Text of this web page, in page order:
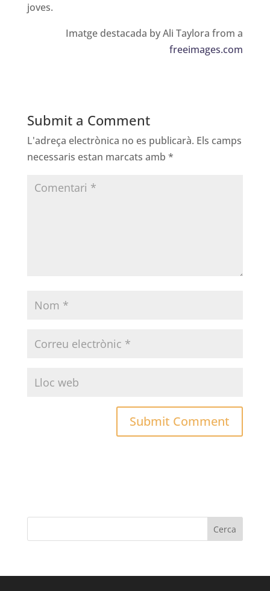
joves.
Imatge destacada by Ali Taylora from a
freeimages.com
Submit a Comment
L'adreça electrònica no es publicarà. Els camps
necessaris estan marcats amb *